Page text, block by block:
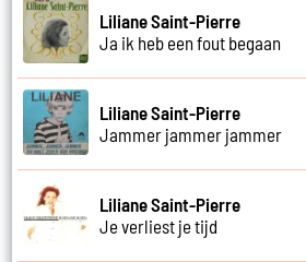
Liliane Saint-Pierre
Ja ik heb een fout begaan
Liliane Saint-Pierre
Jammer jammer jammer
Liliane Saint-Pierre
Je verliest je tijd